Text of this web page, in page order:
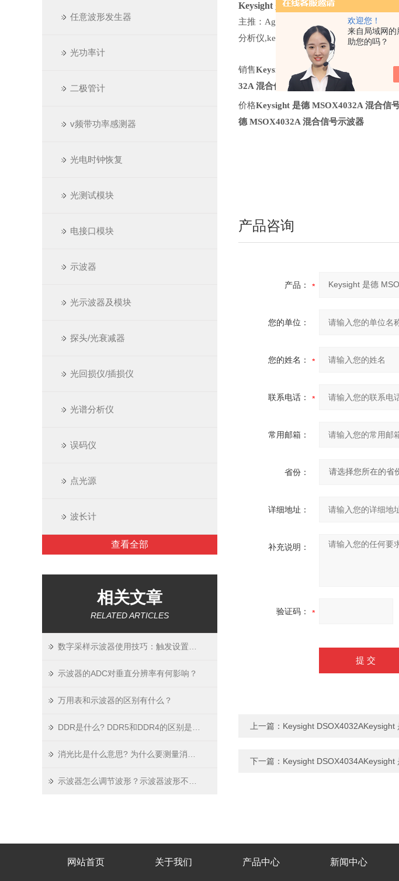
欢迎您！
来自局域网
助您的吗？
任意波形发生器
光功率计
二极管计
v频带功率感测器
光电时钟恢复
光测试模块
电接口模块
示波器
光示波器及模块
探头/光衰减器
光回损仪/插损仪
光谱分析仪
误码仪
点光源
波长计
查看全部
相关文章
RELATED ARTICLES
示波器的ADC对垂直分辨率有何影响？
万用表和示波器的区别有什么？
Keysight 是德 MSOX4032A 混合信号示
主推：Agilent 86100D/C 示波器
分析仪,keysight N1092A/C 采样示波器
销售Keysight 是德 MSOX4032A 混合信
32A 混合信号示波器
，回收 Keysight 是
价格Keysight 是德 MSOX4032A 混合信
德 MSOX4032A 混合信号示波器
产品咨询
产品：
您的单位：
您的姓名：
联系电话：
常用邮箱：
省份：
详细地址：
补充说明：
验证码：
上一篇： Keysight DSOX4032AKeysight
下一篇： Keysight DSOX4034AKeysight
网站首页 关于我们 产品中心 新闻中心